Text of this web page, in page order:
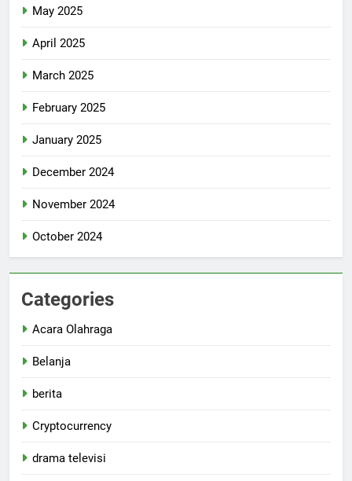
May 2025
April 2025
March 2025
February 2025
January 2025
December 2024
November 2024
October 2024
Categories
Acara Olahraga
Belanja
berita
Cryptocurrency
drama televisi